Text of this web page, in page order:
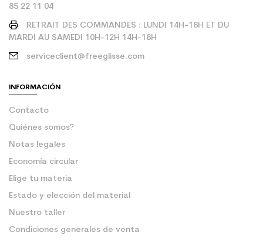
85 22 11 04
RETRAIT DES COMMANDES : LUNDI 14H-18H ET DU
MARDI AU SAMEDI 10H-12H 14H-18H
serviceclient@freeglisse.com
INFORMACIÓN
Contacto
Quiénes somos?
Notas legales
Economía circular
Elige tu materia
Estado y elección del material
Nuestro taller
Condiciones generales de venta